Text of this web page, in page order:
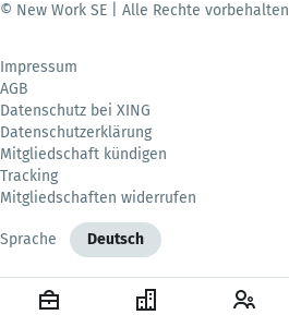
© New Work SE | Alle Rechte vorbehalten
Impressum
AGB
Datenschutz bei XING
Datenschutzerklärung
Mitgliedschaft kündigen
Tracking
Mitgliedschaften widerrufen
Sprache Deutsch